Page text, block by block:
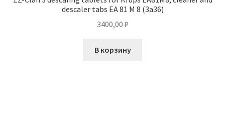
descaler tabs EA 81 M 8 (3a36)
3400,00 ₽
В корзину